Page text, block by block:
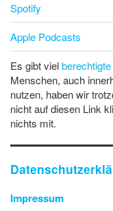
Spotify
Apple Podcasts
Es gibt viel
Menschen, auch
nutzen, haben wir
nicht auf diesen Link
nichts mit.
Impressum